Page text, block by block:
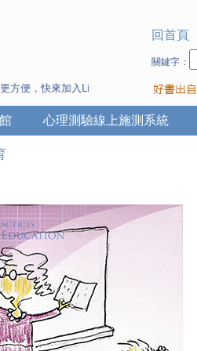
便，快來加入Line 與 Wechat ~
回首頁
關鍵字：
心理測驗線上施測系統